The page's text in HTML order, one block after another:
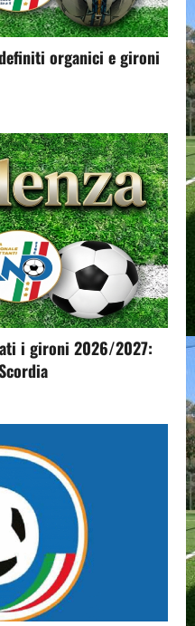
organici e gironi
i gironi 2026/2027: